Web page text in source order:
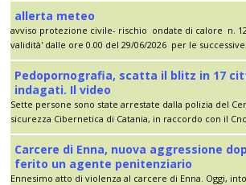
allerta meteo
avviso protezione civile- rischio ondate di calore n.
validità' dalle ore 0.00 del 29/06/2026 per le successive
Pedopornografia, scatta il blitz in 17
indagati. Il video
Sette persone sono state arrestate dalla polizia del
sicurezza Cibernetica di Catania, in raccordo con il
Carcere di Enna, nuova aggressione
ferito un agente penitenziario
Ennesimo atto di violenza al carcere di Enna. Oggi,